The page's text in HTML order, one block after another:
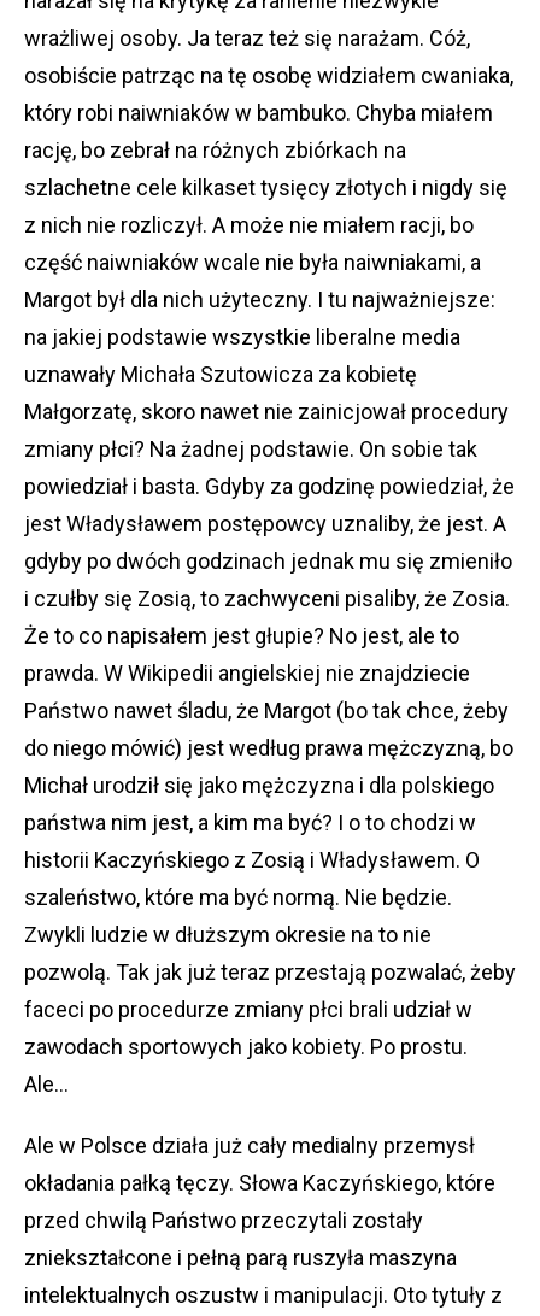
wrażliwej osoby. Ja teraz też się narażam. Cóż,
osobiście patrząc na tę osobę widziałem cwaniaka,
który robi naiwniaków w bambuko. Chyba miałem
rację, bo zebrał na różnych zbiórkach na
szlachetne cele kilkaset tysięcy złotych i nigdy się
z nich nie rozliczył. A może nie miałem racji, bo
część naiwniaków wcale nie była naiwniakami, a
Margot był dla nich użyteczny. I tu najważniejsze:
na jakiej podstawie wszystkie liberalne media
uznawały Michała Szutowicza za kobietę
Małgorzatę, skoro nawet nie zainicjował procedury
zmiany płci? Na żadnej podstawie. On sobie tak
powiedział i basta. Gdyby za godzinę powiedział, że
jest Władysławem postępowcy uznaliby, że jest. A
gdyby po dwóch godzinach jednak mu się zmieniło
i czułby się Zosią, to zachwyceni pisaliby, że Zosia.
Że to co napisałem jest głupie? No jest, ale to
prawda. W Wikipedii angielskiej nie znajdziecie
Państwo nawet śladu, że Margot (bo tak chce, żeby
do niego mówić) jest według prawa mężczyzną, bo
Michał urodził się jako mężczyzna i dla polskiego
państwa nim jest, a kim ma być? I o to chodzi w
historii Kaczyńskiego z Zosią i Władysławem. O
szaleństwo, które ma być normą. Nie będzie.
Zwykli ludzie w dłuższym okresie na to nie
pozwolą. Tak jak już teraz przestają pozwalać, żeby
faceci po procedurze zmiany płci brali udział w
zawodach sportowych jako kobiety. Po prostu.
Ale…
Ale w Polsce działa już cały medialny przemysł
okładania pałką tęczy. Słowa Kaczyńskiego, które
przed chwilą Państwo przeczytali zostały
zniekształcone i pełną parą ruszyła maszyna
intelektualnych oszustw i manipulacji. Oto tytuły z